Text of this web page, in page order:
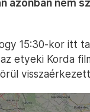
azonban nem
15:30-kor itt
etyeki Korda